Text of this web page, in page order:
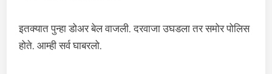
इतक्यात पुन्हा डोअर बेल वाजली. दरवाजा उघडला तर समोर पोलिस
होते. आम्ही सर्व घाबरलो.